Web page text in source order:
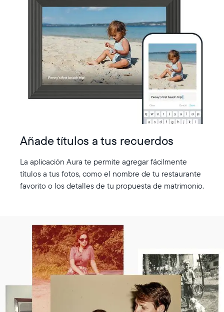
Añade títulos a tus recuerdos
La aplicación Aura te permite agregar fácilmente
títulos a tus fotos, como el nombre de tu restaurante
favorito o los detalles de tu propuesta de matrimonio.